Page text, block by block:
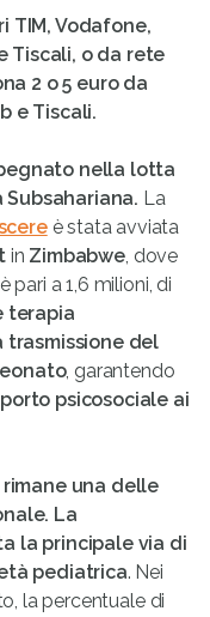
TIM, Vodafone,
Tiscali, o da rete
2 o 5 euro da
e Tiscali.
nella lotta
Subsahariana. La
è stata avviata
in Zimbabwe, dove
pari a 1,6 milioni, di
terapia
trasmissione del
, garantendo
psicosociale ai
una delle
La
la principale via di
pediatrica. Nei
la percentuale di